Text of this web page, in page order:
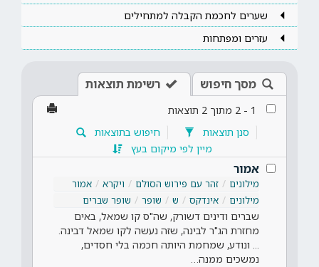
שערים לחכמת הקבלה למתחילים
עזרים ומפתחות
מסך חיפוש רשימת תוצאות
1
-
2 מתוך 2 תוצאות
סנן תוצאות
חיפוש בתוצאות
מיין לפי מיקום בעץ
אמור
מילונים זהר עם פירוש הסולם ויקרא
אמור
מילונים
אינדקס ש שופר שופר שברים
שברים ודינים דשורק, שה"ס קו שמאל, באים
מחזרת הג"ר לבינה, שזה נעשה לקו שמאל דבינה.
... ונודע, שמחמת היותה חכמה בלי חסדים,
נמשכים ממנה…